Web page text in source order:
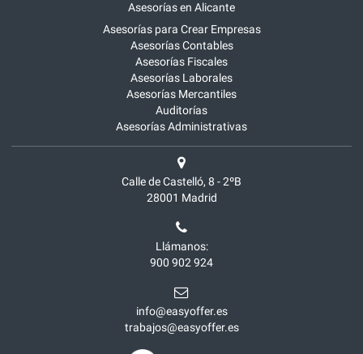
Asesorías en Alicante
Asesorías para Crear Empresas
Asesorías Contables
Asesorías Fiscales
Asesorías Laborales
Asesorías Mercantiles
Auditorías
Asesorías Administrativas
Calle de Castelló, 8 - 2ºB
28001 Madrid
Llámanos:
900 902 924
info@easyoffer.es
trabajos@easyoffer.es